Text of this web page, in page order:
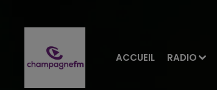
ACCUEIL RADIO